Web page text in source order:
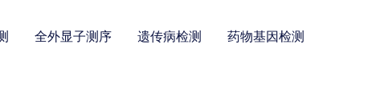
全外显子测序 遗传病检测 药物基因检测